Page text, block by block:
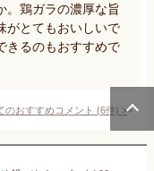
。鶏ガラの濃厚な旨
がとてもおいしいで
きるのもおすすめで
のおすすめコメント (6件) >